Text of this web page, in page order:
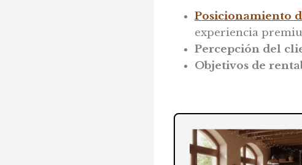
Posicionamiento
experiencia
Percepción del
Objetivos de